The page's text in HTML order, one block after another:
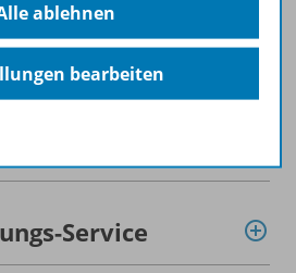
Service
ablehnen
bearbeiten